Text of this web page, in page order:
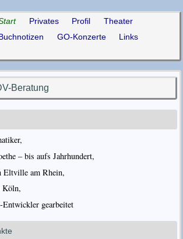
Privates Profil
Theater
GO-Konzerte Links
Beratung
– bis aufs Jahrhundert,
Eltville am Rhein,
Köln,
Entwickler gearbeitet